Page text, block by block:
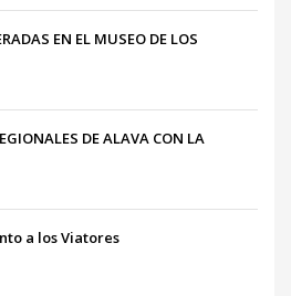
EN EL MUSEO DE LOS
DE ALAVA CON LA
a los Viatores